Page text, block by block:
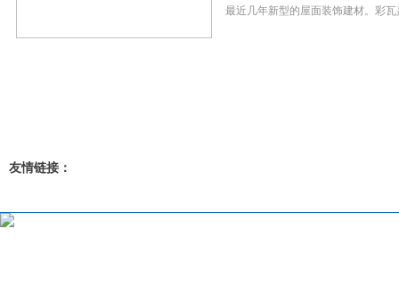
最近几年新型的屋面装饰建材。彩
友情链接：